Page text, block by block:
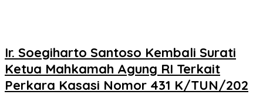
Ir. Soegiharto Santoso Kembali Surati
Ketua Mahkamah Agung RI Terkait
Perkara Kasasi Nomor 431 K/TUN/202